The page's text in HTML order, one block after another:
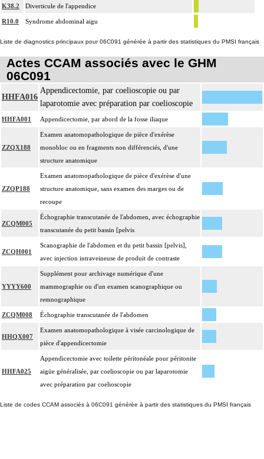
K38.2 Diverticule de l'appendice
R10.0 Syndrome abdominal aigu
Liste de diagnostics principaux pour 06C091 générée à partir des statistiques du PMSI français
Actes CCAM associés avec le GHM
06C091
HHFA016
Appendicectomie, par coelioscopie ou par
laparotomie avec préparation par coelioscopie
HHFA001 Appendicectomie, par abord de la fosse iliaque
ZZQX188
Examen anatomopathologique de pièce d'exérèse
monobloc ou en fragments non différenciés, d'une
structure anatomique
ZZQP188
Examen anatomopathologique de pièce d'exérèse d'une
structure anatomique, sans examen des marges ou de
recoupe
ZCQM005
Échographie transcutanée de l'abdomen, avec échographie
transcutanée du petit bassin [pelvis
ZCQH001
Scanographie de l'abdomen et du petit bassin [pelvis],
avec injection intraveineuse de produit de contraste
YYYY600
Supplément pour archivage numérique d'une
mammographie ou d'un examen scanographique ou
remnographique
ZCQM008 Échographie transcutanée de l'abdomen
HHQX007
Examen anatomopathologique à visée carcinologique de
pièce d'appendicectomie
HHFA025
Appendicectomie avec toilette péritonéale pour péritonite
aigüe généralisée, par coelioscopie ou par laparotomie
avec préparation par coelioscopie
Liste de codes CCAM associés à 06C091 générée à partir des statistiques du PMSI français